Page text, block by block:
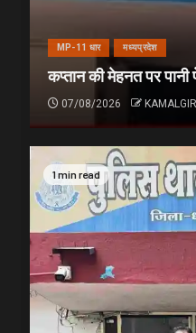
MP-11 धार मध्यप्रदेश
कप्तान की मेहनत पर
07/08/2026
1 min read